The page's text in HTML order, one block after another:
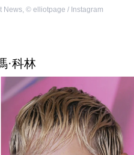
News, © elliotpage / Instagram
·科林